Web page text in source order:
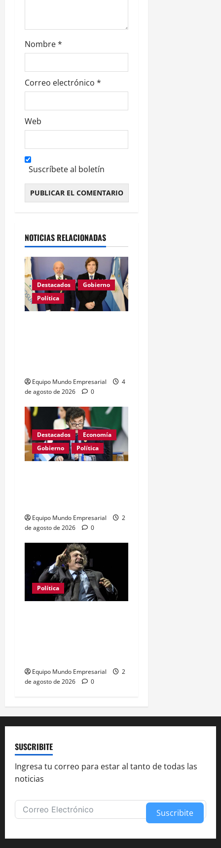
a
s
Nombre*
Correo electrónico *
Web
Suscríbete al boletín
NOTICIAS RELACIONADAS
Destacados
Gobierno
Política
Equipo Mundo Empresarial
4
de agosto de 2026
0
Destacados
Economía
Gobierno
Política
Equipo Mundo Empresarial
2
de agosto de 2026
0
Política
Equipo Mundo Empresarial
2
de agosto de 2026
0
SUSCRIBITE
Ingresa tu correo para estar al tanto de todas las
noticias
Suscribite